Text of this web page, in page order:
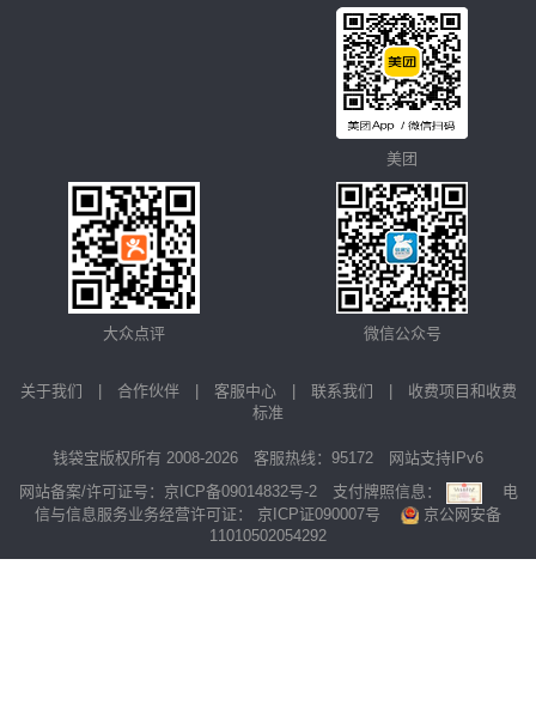
美团
大众点评 微信公众号
关于我们 合作伙伴| 客服中心| 联系我们
收费项目和收费
标准
钱袋宝版权所有 2008-2026 客服热线：95172 网站支持IPv6
网站备案/许可证号： 京ICP备09014832号-2支付牌照信息：
电
信与信息服务业务经营许可证： 京ICP证090007号
京公网安备
11010502054292